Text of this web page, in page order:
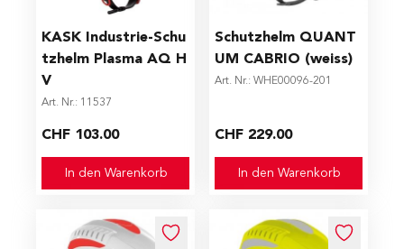
KASK Industrie-Schu
tzhelm Plasma AQ H
V
Art. Nr.: 11537
CHF 103.00
In den Warenkorb
Schutzhelm QUANT
UM CABRIO (weiss)
Art. Nr.: WHE00096-201
CHF 229.00
In den Warenkorb